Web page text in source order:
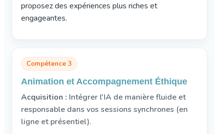
proposez des expériences plus riches et
engageantes.
Compétence 3
Animation et Accompagnement Éthique
Acquisition : Intégrer l'IA de manière fluide et
responsable dans vos sessions synchrones (en
ligne et présentiel).